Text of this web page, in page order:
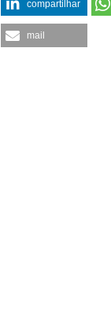
compartilhar
mail